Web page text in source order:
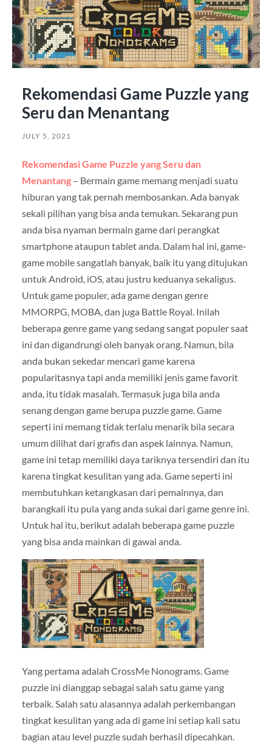
Rekomendasi Game Puzzle yang
Seru dan Menantang
JULY 5, 2021
Rekomendasi Game Puzzle yang Seru dan
Menantang– Bermain game memang menjadi suatu
hiburan yang tak pernah membosankan. Ada banyak
sekali pilihan yang bisa anda temukan. Sekarang pun
anda bisa nyaman bermain game dari perangkat
smartphone ataupun tablet anda. Dalam hal ini, game-
game mobile sangatlah banyak, baik itu yang ditujukan
untuk Android, iOS, atau justru keduanya sekaligus.
Untuk game populer, ada game dengan genre
MMORPG, MOBA, dan juga Battle Royal. Inilah
beberapa genre game yang sedang sangat populer saat
ini dan digandrungi oleh banyak orang. Namun, bila
anda bukan sekedar mencari game karena
popularitasnya tapi anda memiliki jenis game favorit
anda, itu tidak masalah. Termasuk juga bila anda
senang dengan game berupa puzzle game. Game
seperti ini memang tidak terlalu menarik bila secara
umum dilihat dari grafis dan aspek lainnya. Namun,
game ini tetap memiliki daya tariknya tersendiri dan itu
karena tingkat kesulitan yang ada. Game seperti ini
membutuhkan ketangkasan dari pemainnya, dan
barangkali itu pula yang anda sukai dari game genre ini.
Untuk hal itu, berikut adalah beberapa game puzzle
yang bisa anda mainkan di gawai anda.
Yang pertama adalah CrossMe Nonograms. Game
puzzle ini dianggap sebagai salah satu game yang
terbaik. Salah satu alasannya adalah perkembangan
tingkat kesulitan yang ada di game ini setiap kali satu
bagian atau level puzzle sudah berhasil dipecahkan.